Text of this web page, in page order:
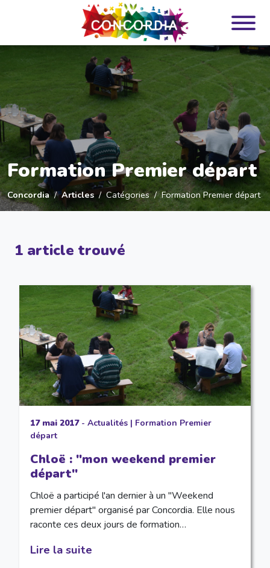
Formation Premier départ
Concordia Articles Catégories Formation Premier départ
1 article trouvé
17 mai 2017- Actualités| Formation Premier
départ
Chloë : "mon weekend premier
départ"
Chloë a participé l'an dernier à un "Weekend
premier départ" organisé par Concordia. Elle nous
raconte ces deux jours de formation…
Lire la suite
Panneau de gestion des cookies